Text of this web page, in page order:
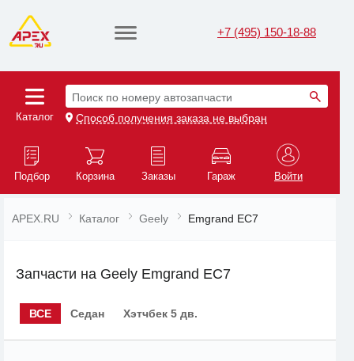
+7 (495) 150-18-88
Каталог
Поиск по номеру автозапчасти
Способ получения заказа не выбран
Подбор Корзина Заказы Гараж Войти
APEX.RU Каталог Geely Emgrand EC7
Запчасти на Geely Emgrand EC7
ВСЕ Седан Хэтчбек 5 дв.